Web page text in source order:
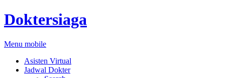
Doktersiaga
Menu mobile
Asisten Virtual
Jadwal Dokter